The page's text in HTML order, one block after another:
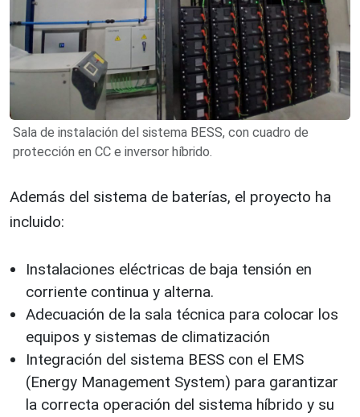
Sala de instalación del sistema BESS, con cuadro de
protección en CC e inversor híbrido.
Además del sistema de baterías, el proyecto ha
incluido:
Instalaciones eléctricas de baja tensión en
corriente continua y alterna.
Adecuación de la sala técnica para colocar los
equipos y sistemas de climatización
Integración del sistema BESS con el EMS
(Energy Management System) para garantizar
la correcta operación del sistema híbrido y su